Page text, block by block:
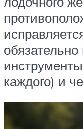
каждого) и